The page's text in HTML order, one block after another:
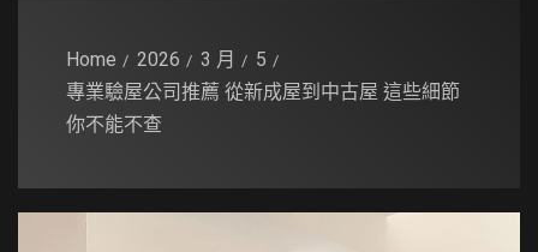
Home 2026 3 月
5
專業驗屋公司推薦 從新成屋到中古屋 這些細節
你不能不查